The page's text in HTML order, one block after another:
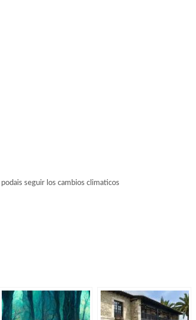
seguir los cambios climaticos